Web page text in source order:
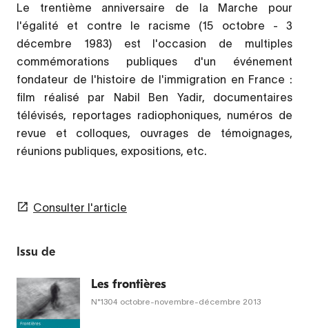
Le trentième anniversaire de la Marche pour
l'égalité et contre le racisme (15 octobre - 3
décembre 1983) est l'occasion de multiples
commémorations publiques d'un événement
fondateur de l'histoire de l'immigration en France :
film réalisé par Nabil Ben Yadir, documentaires
télévisés, reportages radiophoniques, numéros de
revue et colloques, ouvrages de témoignages,
réunions publiques, expositions, etc.
Consulter l'article
Issu de
Les frontières
N°1304 octobre-novembre-décembre 2013